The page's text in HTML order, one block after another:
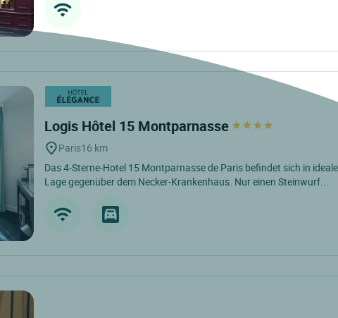
Logis Hôtel 15 Montparnasse
Paris16 km
Das 4-Sterne-Hotel 15 Montparnasse de Paris befindet sich in
Lage gegenüber dem Necker-Krankenhaus. Nur einen Steinwurf...